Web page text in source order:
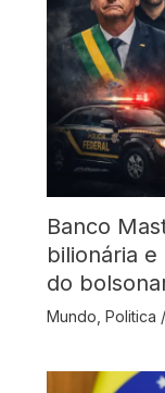
Banco
bilionária
do
Mundo Politica /